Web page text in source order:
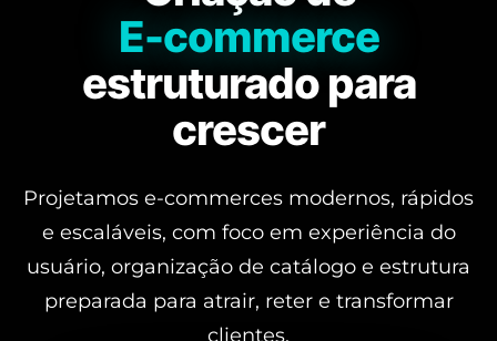
E-commerce
estruturado para
crescer
Projetamos e-commerces modernos, rápidos
e escaláveis, com foco em experiência do
usuário, organização de catálogo e estrutura
preparada para atrair, reter e transformar
clientes.